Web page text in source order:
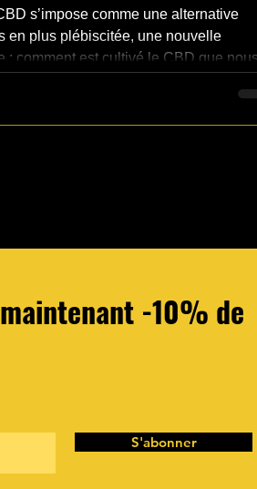
s’impose comme une alternative
en plus plébiscitée, une nouvelle
: comment est cultivé le CBD que nous
consommateurs, la méthode de culture
dans la qualité finale du
-10% de
S'abonner